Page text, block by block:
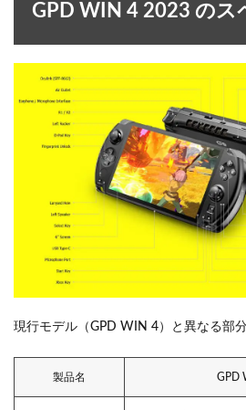
GPD WIN 4 2023 のス
現行モデル（GPD WIN 4）と異なる部
製品名 GPD